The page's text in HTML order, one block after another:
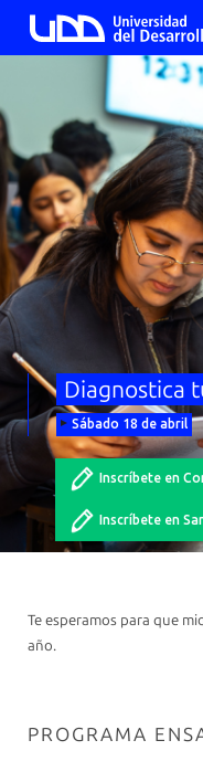
Diagnostica
Sábado 18 de abril
Inscríbete en
Inscríbete en
INSCRIPCIÓN
SEDE
SANTIAGO
INSCRIPCIÓN
SEDE
CONCEPCIÓN
Te esperamos para que
año.
PROGRAMA